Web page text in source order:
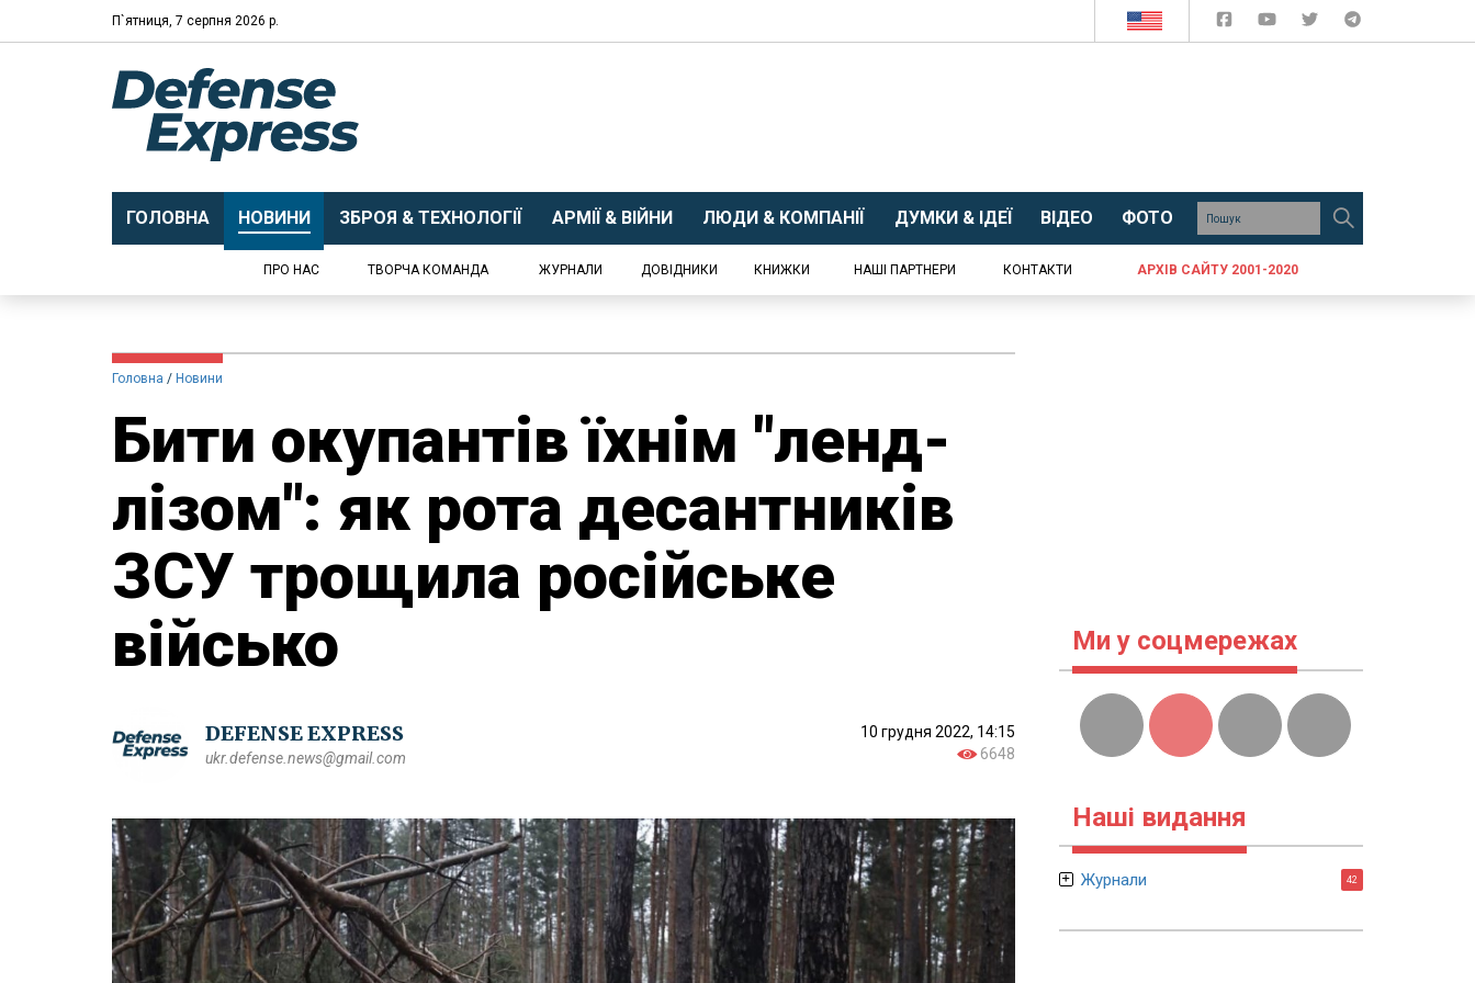
П`ятниця, 7 серпня 2026 р.
ГОЛОВНА НОВИНИ ЗБРОЯ & ТЕХНОЛОГІЇ АРМІЇ & ВІЙНИ ЛЮДИ & КОМПАНІЇ ДУМКИ & ІДЕЇ ВІДЕО ФОТО
ПРО НАС ТВОРЧА КОМАНДА ЖУРНАЛИ ДОВІДНИКИ КНИЖКИ НАШІ ПАРТНЕРИ КОНТАКТИ АРХІВ САЙТУ 2001-2020
Головна Новини
Бити окупантів їхнім "ленд-
лізом": як рота десантників
ЗСУ трощила російське
військо
DEFENSE EXPRESS
ukr.defense.news@gmail.com
10 грудня 2022, 14:15
6648
Ми у соцмережах
Наші видання
Журнали 42